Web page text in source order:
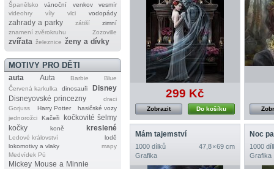
Španělsko
vánoční venkov
vesmír
videohry
víly vlci vodopády
zahrady a parky zátiší
zimní
znamení zvěrokruhu
Zozoville
zvířata železnice ženy a dívky
MOTIVY PRO DĚTI
auta Auta Barbie
Blue
Červená karkulka
dinosauři
Disney
Disneyovské princezny
draci
Gorjuss
Harry Potter
hasičské vozy
jednorožci
Kačeři
kočkovité šelmy
kočky
koně kreslené
Ledové království
lodě
lokomotivy a vlaky
mapy
Medvídek Pú
Mickey Mouse a Minnie
299 Kč
Do košíku
Zobrazit
Mám tajemství
1000 dílků
47,8 × 69 cm
Grafika
Noc
1000
Grafika